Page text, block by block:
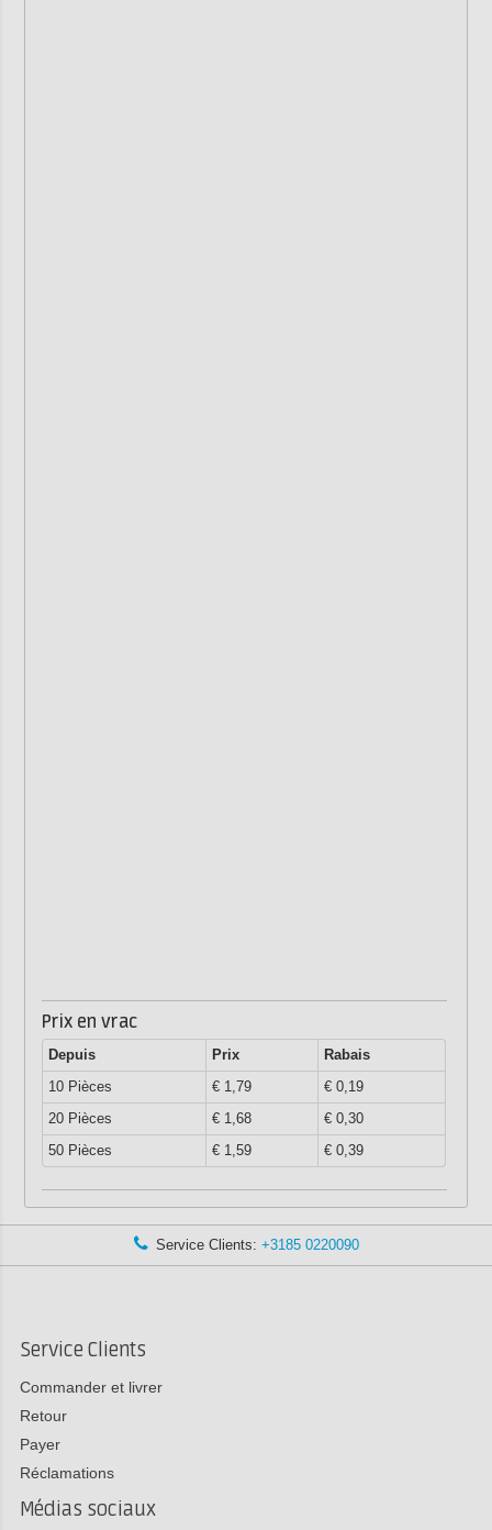
Prix en vrac
Depuis Prix
Rabais
10 Pièces
€ 1,79
€ 0,19
20 Pièces
€ 1,68
€ 0,30
50 Pièces
€ 1,59 € 0,39
Service Clients: +3185 0220090
Service Clients
Commander et livrer
Retour
Payer
Réclamations
Médias sociaux